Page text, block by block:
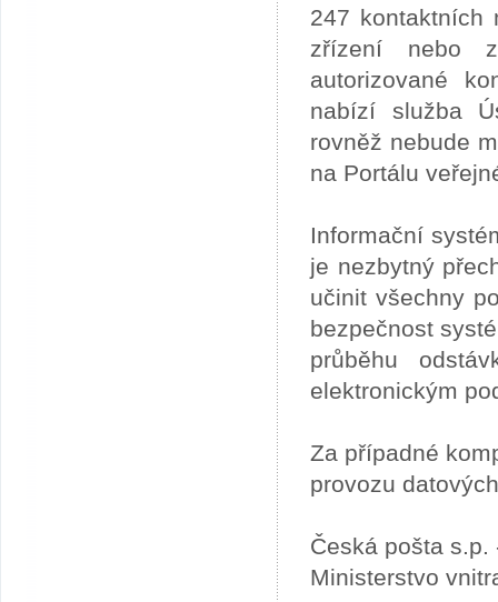
247 kontaktních
zřízení nebo
autorizované
nabízí služba
rovněž nebude
na Portálu
Informační
je nezbytný
učinit všechny
bezpečnost
průběhu
elektronickým
Za případné
provozu
Česká pošta s.p.
Ministerstvo